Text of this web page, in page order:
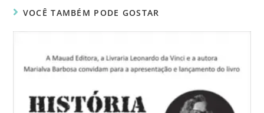
VOCÊ TAMBÉM PODE GOSTAR